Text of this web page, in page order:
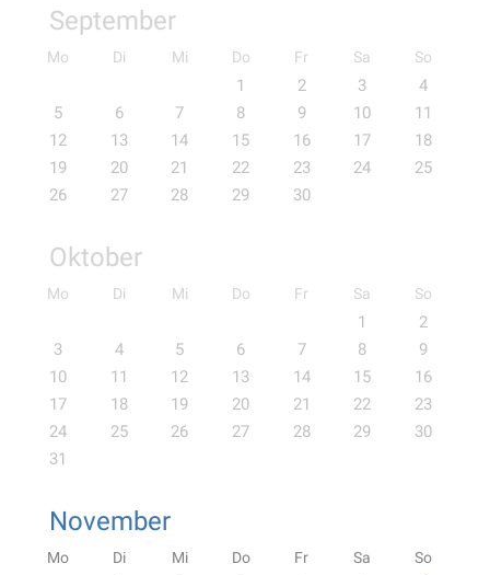
September
Mo Di Mi Do Fr Sa So
1 2 3
4
5
6 7 8 9 10
11
12
13 14 15 16 17
18
19
20 21 22 23 24
25
26
27 28 29 30
Oktober
Mo Di Mi Do Fr Sa So
1
2
3
4 5 6 7 8
9
10
11 12 13 14 15
16
17
18 19 20 21 22
23
24
25 26 27 28 29
30
31
November
Mo Di Mi Do Fr Sa So